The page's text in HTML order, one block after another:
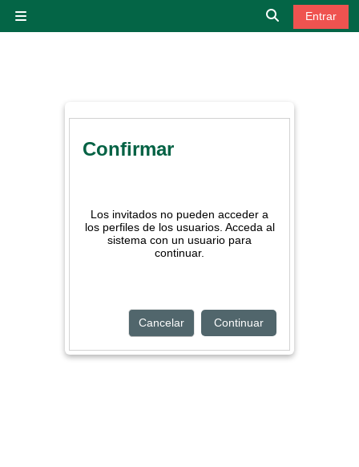
Entrar
Confirmar
Los invitados no pueden acceder a
los perfiles de los usuarios. Acceda al
sistema con un usuario para
continuar.
Cancelar Continuar